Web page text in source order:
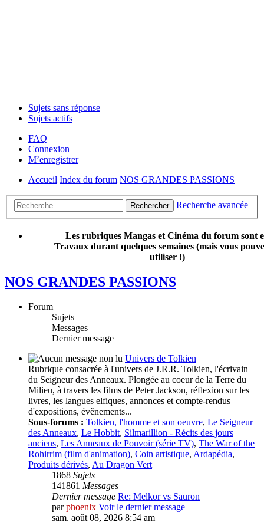
Sujets sans réponse
Sujets actifs
FAQ
Connexion
M’enregistrer
Accueil Index du forum NOS GRANDES PASSIONS
Rechercher Recherche avancée
Les rubriques Mangas et Cinéma du forum sont
Travaux durant quelques semaines (mais vous
utiliser !)
NOS GRANDES PASSIONS
Forum
Sujets
Messages
Dernier message
Univers de Tolkien
Rubrique consacrée à l'univers de J.R.R. Tolkien, l'écrivain
du Seigneur des Anneaux. Plongée au coeur de la Terre du
Milieu, à travers les films de Peter Jackson, réflexion sur les
livres, les langues elfiques, annonces et compte-rendus
d'expositions, évênements...
Sous-forums : Tolkien, l'homme et son oeuvre, Le Seigneur
des Anneaux, Le Hobbit, Silmarillion - Récits des jours
anciens, Les Anneaux de Pouvoir (série TV), The War of the
Rohirrim (film d'animation), Coin artistique, Ardapédia,
Produits dérivés, Au Dragon Vert
1868 Sujets
141861 Messages
Dernier message Re: Melkor vs Sauron
parphoenlx Voir le dernier message
sam. août 08, 2026 8:54 am